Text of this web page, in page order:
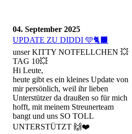
04. September 2025
UPDATE ZU DIDDI 🩵🐈‍⬛
unser KITTY NOTFELLCHEN 💥
TAG 10💥
Hi Leute,
heute gibt es ein kleines Update von
mir persönlich, weil ihr lieben
Unterstützer da draußen so für mich
hofft, mit meinem Streunerteam
bangt und uns SO TOLL
UNTERSTÜTZT 🙌❤️